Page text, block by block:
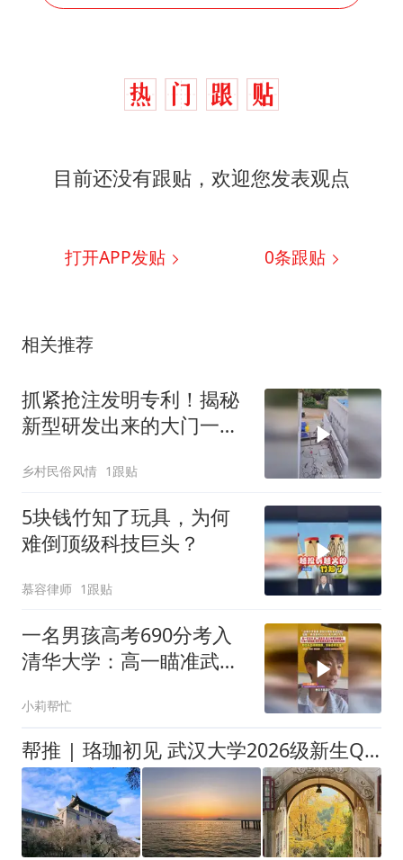
目前还没有跟贴，欢迎您发表观点
打开APP发贴 0条跟贴
相关推荐
抓紧抢注发明专利！揭秘
新型研发出来的大门一丁
乡村民俗风情 1跟贴
5块钱竹知了玩具，为何
难倒顶级科技巨头？
慕容律师 1跟贴
一名男孩高考690分考入
清华大学：高一瞄准武
冲刺年级前十
小莉帮忙
帮推 | 珞珈初见 武汉大学2026级新生QQ群来啦！